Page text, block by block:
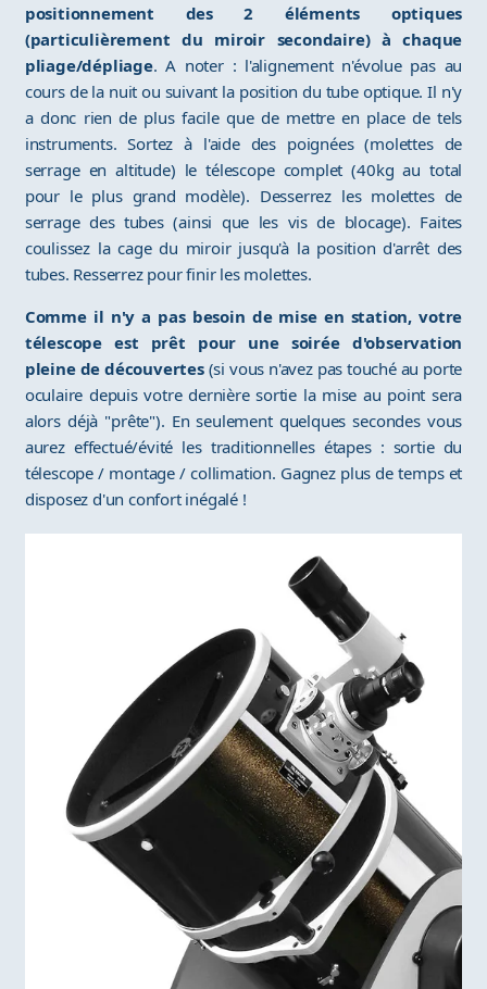
positionnement des 2 éléments optiques
(particulièrement du miroir secondaire) à chaque
pliage/dépliage. A noter : l'alignement n'évolue pas au
cours de la nuit ou suivant la position du tube optique. Il n'y
a donc rien de plus facile que de mettre en place de tels
instruments. Sortez à l'aide des poignées (molettes de
serrage en altitude) le télescope complet (40kg au total
pour le plus grand modèle). Desserrez les molettes de
serrage des tubes (ainsi que les vis de blocage). Faites
coulissez la cage du miroir jusqu'à la position d'arrêt des
tubes. Resserrez pour finir les molettes.
Comme il n'y a pas besoin de mise en station, votre
télescope est prêt pour une soirée d'observation
pleine de découvertes(si vous n'avez pas touché au porte
oculaire depuis votre dernière sortie la mise au point sera
alors déjà "prête"). En seulement quelques secondes vous
aurez effectué/évité les traditionnelles étapes : sortie du
télescope / montage / collimation. Gagnez plus de temps et
disposez d'un confort inégalé !